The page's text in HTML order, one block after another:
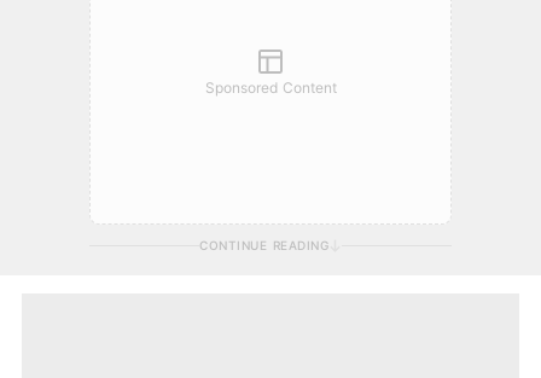
Sponsored Content
CONTINUE READING